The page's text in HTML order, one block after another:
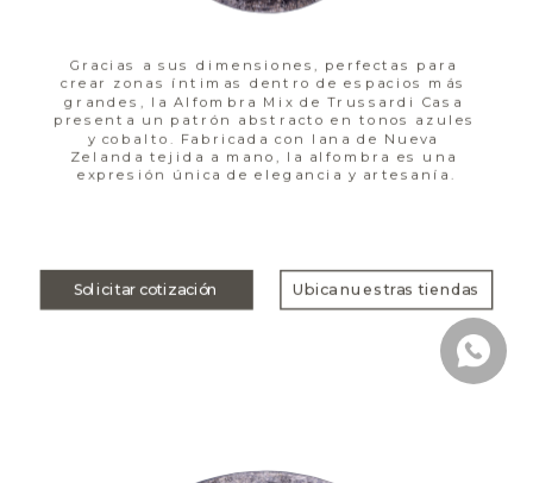
Ubica nuestras tiendas
Solicitar cotización
Gracias a sus dimensiones, perfectas para
crear zonas íntimas dentro de espacios más
grandes, la Alfombra Mix de Trussardi Casa
presenta un patrón abstracto en tonos azules
y cobalto. Fabricada con lana de Nueva
Zelanda tejida a mano, la alfombra es una
expresión única de elegancia y artesanía.